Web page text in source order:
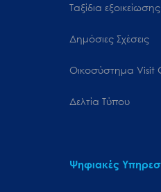
Ταξίδια εξοικείωσης
Δημόσιες Σχέσεις
Oικοσύστημα Visit
Δελτία Τύπου
Ψηφιακές